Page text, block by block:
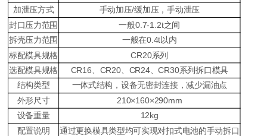
加泄压方式 手动加压/缓加压，手动泄压
封口压力范围 一般0. 7-1 .2t之间
拆壳压力范围 一般在0.4t以内
标配模具规格 CR20系列
选配模具规格 CR16、CR20、 CR24、CR30系列拆口 模具
结构类型
一体式结构，设备无密封连接，减少漏油点
外形尺寸
210×160×290mm
设备重量 12kg
配置说明 通过更换模具类型均可实现对扣式电池的手动拆口